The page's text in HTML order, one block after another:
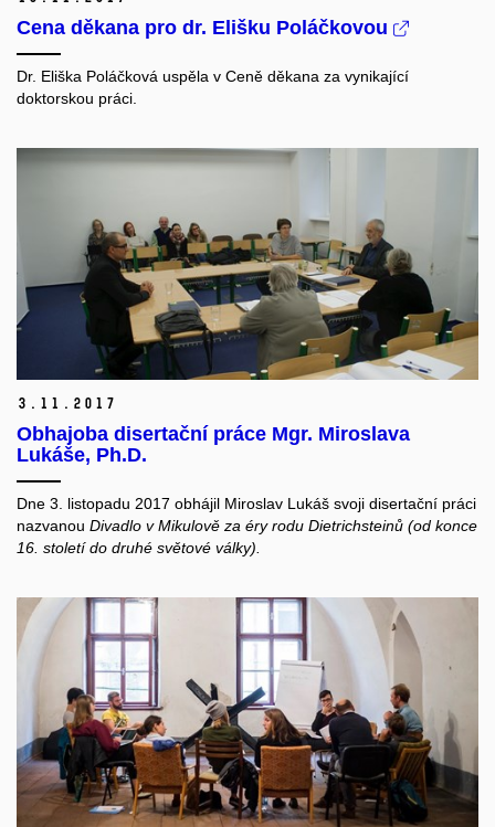
Cena děkana pro dr. Elišku Poláčkovou
Dr. Eliška Poláčková uspěla v Ceně děkana za vynikající
doktorskou práci.
3. 11. 2017
Obhajoba disertační práce Mgr. Miroslava
Lukáše, Ph.D.
Dne 3. listopadu 2017 obhájil Miroslav Lukáš svoji disertační práci
nazvanou Divadlo v Mikulově za éry rodu Dietrichsteinů (od konce
16. století do druhé světové války).